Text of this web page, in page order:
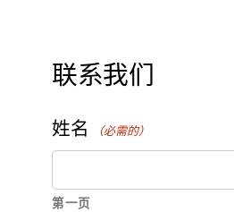
联系我们
姓名 （必需的）
第一页